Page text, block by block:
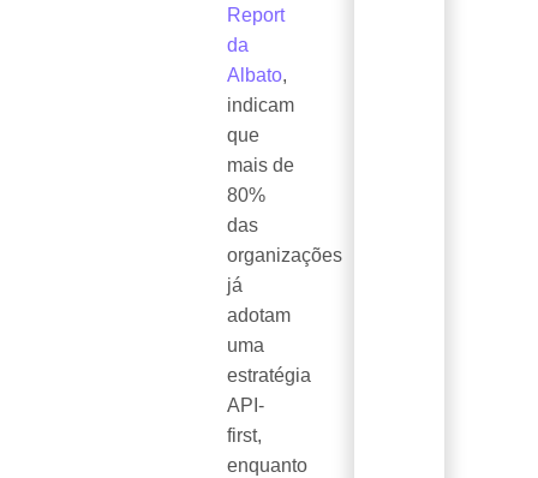
Report
da
Albato,
indicam
que
mais de
80%
das
organizações
já
adotam
uma
estratégia
API-
first,
enquanto